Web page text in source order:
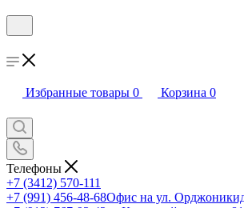
Избранные товары 0 Корзина 0
Телефоны
+7 (3412) 570-111
+7 (991) 456-48-68Офис на ул.